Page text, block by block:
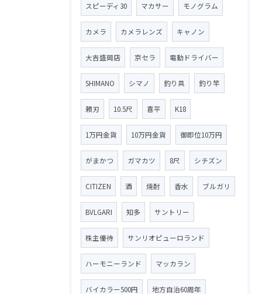
スピーディ30 マカサー モノグラム
カメラ カメラレンズ キャノン
大吉盛岡店 京セラ 電動ドライバー
SHIMANO シマノ 釣り具 釣り竿
頼刃 10.5尺 喜平 K18
1万円金貨 10万円金貨 御即位10万円
がまかつ ガマカツ 8尺 シチズン
CITIZEN 酒 焼酎 香水 ブルガリ
BVLGARI 知多 サントリー
株主優待 サンリオピューロランド
ハーモニーランド マッカラン
バイカラー500円 地方自治60周年